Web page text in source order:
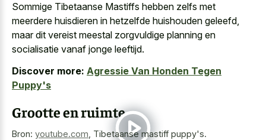
Sommige Tibetaanse Mastiffs hebben zelfs met
meerdere huisdieren in hetzelfde huishouden geleefd,
maar dit vereist meestal zorgvuldige planning en
socialisatie vanaf jonge leeftijd.
Discover more: Agressie Van Honden Tegen
Puppy's
Grootte en ruimte
Bron: youtube.com Tibetaanse mastiff puppy's.